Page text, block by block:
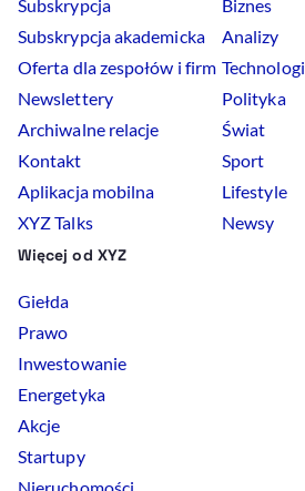
Subskrypcja
Subskrypcja akademicka
Oferta dla zespołów i firm
Newslettery
Archiwalne relacje
Kontakt
Aplikacja mobilna
XYZ Talks
Biznes
Analizy
Polityka
Świat
Sport
Lifestyle
Newsy
Więcej od XYZ
Giełda
Prawo
Inwestowanie
Energetyka
Akcje
Startupy